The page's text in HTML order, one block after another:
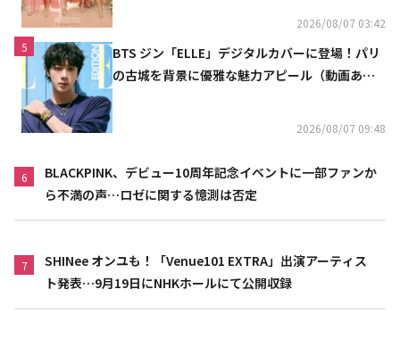
2026/08/07 03:42
5
BTS ジン「ELLE」デジタルカバーに登場！パリ
の古城を背景に優雅な魅力アピール（動画あ
2026/08/07 09:48
6
BLACKPINK、デビュー10周年記念イベントに一部ファンか
ら不満の声…ロゼに関する憶測は否定
7
SHINee オンユも！「Venue101 EXTRA」出演アーティス
ト発表…9月19日にNHKホールにて公開収録